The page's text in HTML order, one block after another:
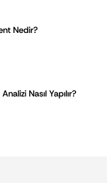
Nedir?
Nasıl Yapılır?